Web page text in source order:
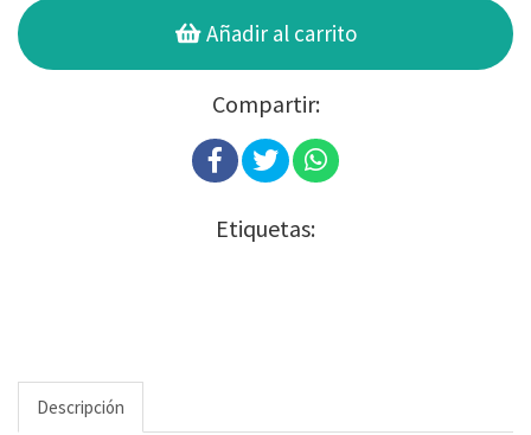
Añadir al carrito
Compartir:
Etiquetas:
Descripción